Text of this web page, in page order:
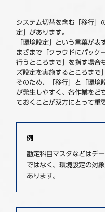
システム切替を含む「移行」
定」があります。
「環境設定」という言葉が表
まざまで「クラウドにパッケ
行うところまで」を指す場合
ズ設定を実施するところまで
そのため、「移行」と「環境
が発生しやすく、各作業をど
ておくことが双方にとって重
例
勘定科目マスタなどはデ
ではなく、環境設定の対
あります。